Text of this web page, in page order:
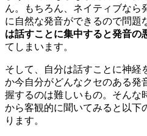
ん。もちろん、ネイティブなら
に自然な発音ができるので問題
は話すことに集中すると発音の
てしまいます。
そして、自分は話すことに神経
か今自分がどんなクセのある発
握するのは難しいもの。そんな
から客観的に聞いてみると以下
ります。